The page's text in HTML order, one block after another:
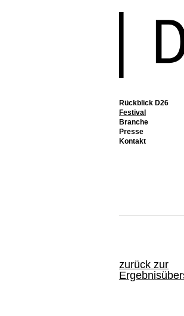
Rückblick D26
Festival
Branche
Presse
Kontakt
zurück zur